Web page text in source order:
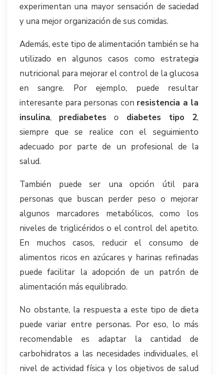
experimentan una mayor sensación de saciedad
y una mejor organización de sus comidas.
Además, este tipo de alimentación también se ha
utilizado en algunos casos como estrategia
nutricional para mejorar el control de la glucosa
en sangre. Por ejemplo, puede resultar
interesante para personas con resistencia a la
insulina, prediabetes o diabetes tipo 2,
siempre que se realice con el seguimiento
adecuado por parte de un profesional de la
salud.
También puede ser una opción útil para
personas que buscan perder peso o mejorar
algunos marcadores metabólicos, como los
niveles de triglicéridos o el control del apetito.
En muchos casos, reducir el consumo de
alimentos ricos en azúcares y harinas refinadas
puede facilitar la adopción de un patrón de
alimentación más equilibrado.
No obstante, la respuesta a este tipo de dieta
puede variar entre personas. Por eso, lo más
recomendable es adaptar la cantidad de
carbohidratos a las necesidades individuales, el
nivel de actividad física y los objetivos de salud